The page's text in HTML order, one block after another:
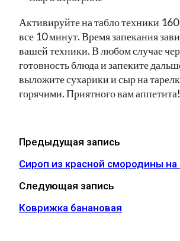
Активируйте на табло техники 160
все 10 минут. Время запекания
вашей техники. В любом случае
готовность блюда и запеките
выложите сухарики и сыр на
горячими. Приятного вам аппетита!
Предыдущая запись
Сироп из красной смородины на
Следующая запись
Коврижка банановая